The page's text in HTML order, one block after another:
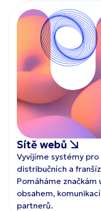
Sítě webů
Vyvíjíme systémy
distribučních a
Pomáháme
obsahem,
partnerů.